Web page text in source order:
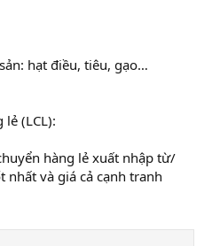
hạt điều, tiêu, gạo…
(LCL):
hàng lẻ xuất nhập từ/
nhất và giá cả cạnh tranh